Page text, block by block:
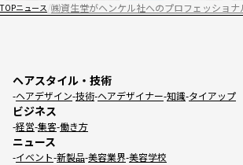
TOPニュース ㈱資生堂がヘンケル社へのプロフェッショ
ヘアスタイル・技術
ヘアデザイン 技術 ヘアデザイナー 知識 タイアップ
ビジネス
経営 集客 働き方
ニュース
イベント 新製品 美容業界 美容学校